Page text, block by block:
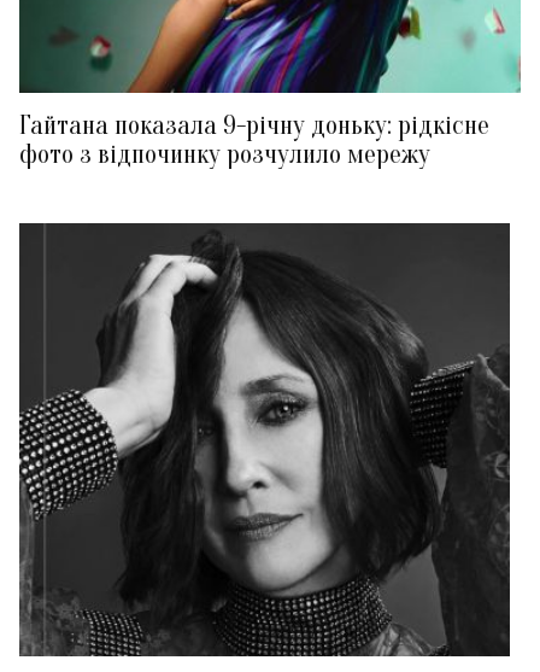
Гайтана показала 9-річну доньку: рідкісне
фото з відпочинку розчулило мережу